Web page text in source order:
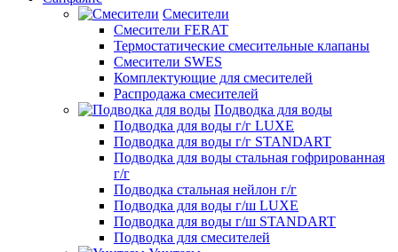
Смесители
Смесители FERAT
Термостатические смесительные клапаны
Смесители SWES
Комплектующие для смесителей
Распродажа смесителей
Подводка для воды
Подводка для воды г/г LUXE
Подводка для воды г/г STANDART
Подводка для воды стальная гофрированная
г/г
Подводка стальная нейлон г/г
Подводка для воды г/ш LUXE
Подводка для воды г/ш STANDART
Подводка для смесителей